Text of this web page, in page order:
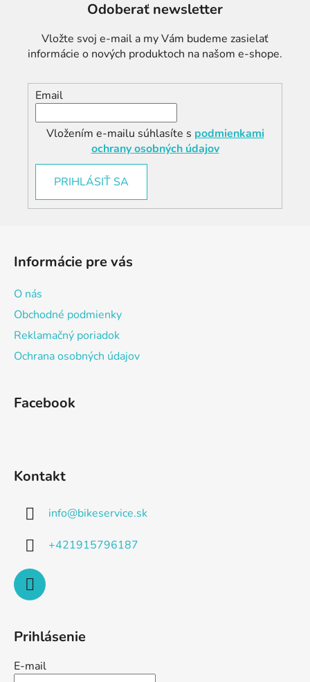
Odoberať newsletter
Vložte svoj e-mail a my Vám budeme zasielať
informácie o nových produktoch na našom e-shope.
Email
Vložením e-mailu súhlasíte s podmienkami
ochrany osobných údajov
PRIHLÁSIŤ SA
Informácie pre vás
O nás
Obchodné podmienky
Reklamačný poriadok
Ochrana osobných údajov
Facebook
Kontakt
info@bikeservice.sk
+421915796187
Prihlásenie
E-mail